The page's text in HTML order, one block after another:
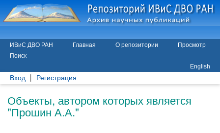
ИВиС ДВО РАН Главная О репозитории
Просмотр
Поиск
English
Вход Регистрация
Объекты, автором которых является
"Прошин А.А."